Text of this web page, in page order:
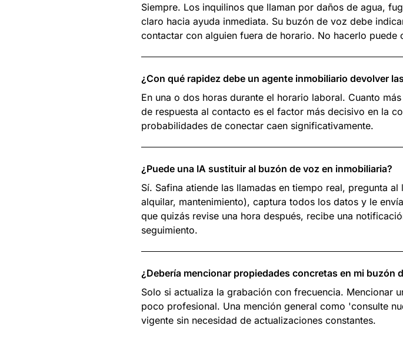
Siempre. Los inquilinos que llaman por daños de agua,
claro hacia ayuda inmediata. Su buzón de voz debe
contactar con alguien fuera de horario. No hacerlo puede
¿Con qué rapidez debe un agente inmobiliario devolver
En una o dos horas durante el horario laboral. Cuanto
de respuesta al contacto es el factor más decisivo en la
probabilidades de conectar caen significativamente.
¿Puede una IA sustituir al buzón de voz en inmobiliaria?
Sí. Safina atiende las llamadas en tiempo real, pregunta
alquilar, mantenimiento), captura todos los datos y le
que quizás revise una hora después, recibe una
seguimiento.
¿Debería mencionar propiedades concretas en mi buzón
Solo si actualiza la grabación con frecuencia. Mencionar
poco profesional. Una mención general como 'consulte
vigente sin necesidad de actualizaciones constantes.